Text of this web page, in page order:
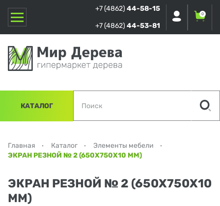
+7 (4862) 44-58-15
+7 (4862) 44-53-81
0
КАТАЛОГ
Главная Каталог
Элементы мебели
ЭКРАН РЕЗНОЙ № 2 (650Х750Х10 ММ)
ЭКРАН РЕЗНОЙ № 2 (650Х750Х10
ММ)